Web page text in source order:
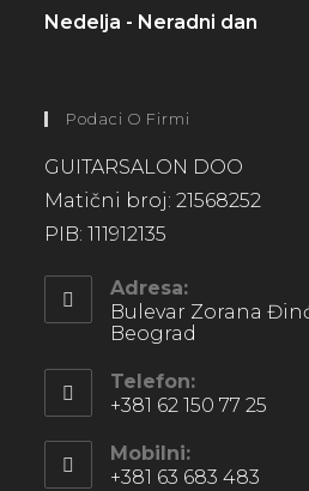
Nedelja - Neradni dan
Podaci O Firmi
GUITARSALON DOO
Matični broj: 21568252
PIB: 111912135
Adresa:
Bulevar Zorana
Beograd
Telefon:
+381 62 150 77 25
Mobilni:
+381 63 683 483